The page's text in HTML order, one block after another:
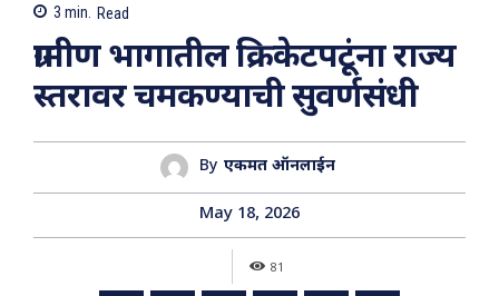
3 min. Read
ग्रामीण भागातील क्रिकेटपटूंना राज्य
स्तरावर चमकण्याची सुवर्णसंधी
By एकमत ऑनलाईन
May 18, 2026
81